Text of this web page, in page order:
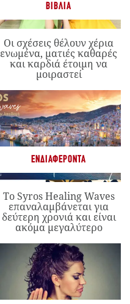
ΒΙΒΛΊΑ
Οι σχέσεις θέλουν χέρια
ενωμένα, ματιές καθαρές
και καρδιά έτοιμη να
μοιραστεί
ΕΝΔΙΑΦΈΡΟΝΤΑ
Το Syros Healing Waves
επαναλαμβάνεται για
δεύτερη χρονιά και είναι
ακόμα μεγαλύτερο